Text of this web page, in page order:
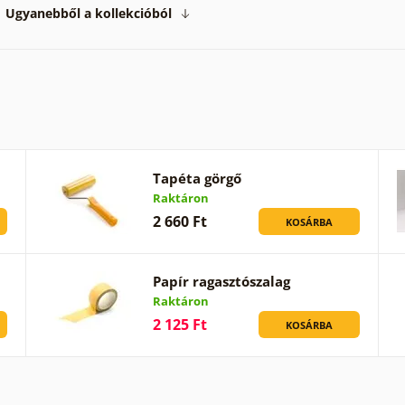
Ugyanebből a kollekcióból
Tapéta görgő
Raktáron
2 660 Ft KOSÁRBA
Papír ragasztószalag
Raktáron
2 125 Ft KOSÁRBA